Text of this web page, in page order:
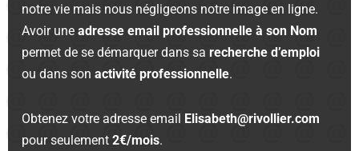
notre vie mais nous négligeons notre image en ligne.
Avoir uneadresse email professionnelle à son Nom
permet de se démarquer dans sarecherche d’emploi
ou dans sonactivité professionnelle.
Obtenez votre adresse email Elisabeth@rivollier.com
pour seulement2€/mois.